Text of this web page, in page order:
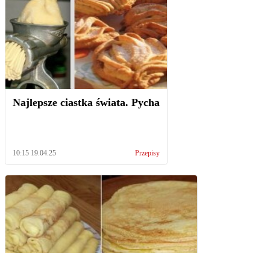
Najlepsze ciastka świata. Pycha
10:15 19.04.25 Przepisy